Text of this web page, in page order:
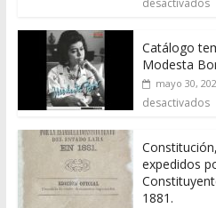
desactivados
Catálogo
Modesta
mayo 30,
desactivados
expedidos
1881.